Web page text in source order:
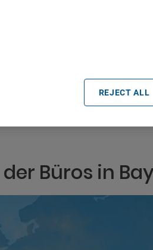
Büros in
REJECT ALL